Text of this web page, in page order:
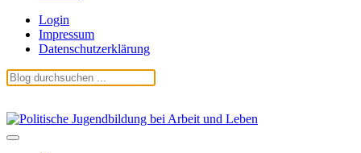
Login
Impressum
Datenschutzerklärung